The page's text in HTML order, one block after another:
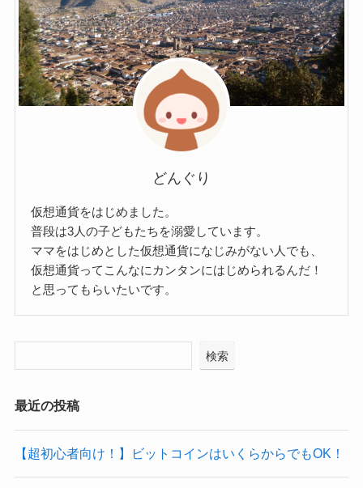
どんぐり
仮想通貨をはじめました。
普段は3人の子どもたちを溺愛しています。
ママをはじめとした仮想通貨になじみがない人でも、
仮想通貨ってこんなにカンタンにはじめられるんだ！
と思ってもらいたいです。
検索
最近の投稿
【超初心者向け！】ビットコインはいくらからでもOK！